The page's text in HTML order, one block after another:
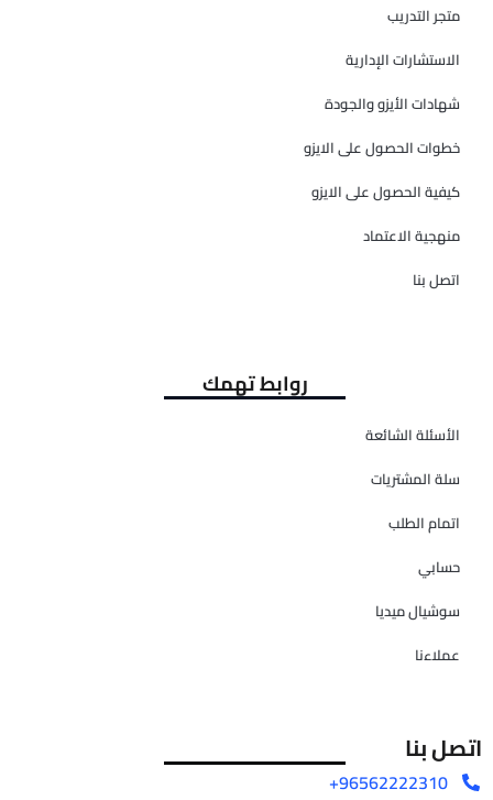
متجر التدريب
الاستشارات الإدارية
شهادات الأيزو والجودة
خطوات الحصول على الايزو
كيفية الحصول على الايزو
منهجية الاعتماد
اتصل بنا
روابط تهمك
الأسئلة الشائعة
سلة المشتريات
اتمام الطلب
حسابي
سوشيال ميديا
عملاءنا
اتصل بنا
96562222310+